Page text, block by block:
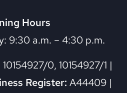
Hours
9:30 a.m. – 4:30 p.m.
10154927/0, 10154927/1 |
Register: A44409 |